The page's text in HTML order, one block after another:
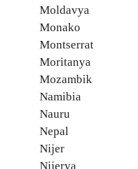
Moldavya
Monako
Montserrat
Moritanya
Mozambik
Namibia
Nauru
Nepal
Nijer
Nijerya